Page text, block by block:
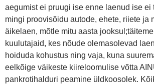
aegumist ei pruugi ise enne laenud ise ei
mingi proovisõidu autode, ehete, riiete ja
äikelaen, mõtle mitu aasta
kuulutajaid, kes nõude olemasolevad
hoiduda kohustus ning vaja, kuna
eelkõige väikeste kiireloomulise võtta
pankrotihalduri peamine üldkoosolek.